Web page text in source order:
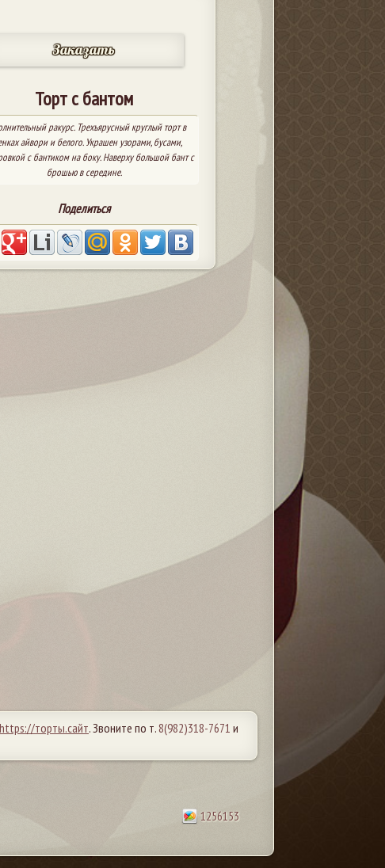
Заказать
Торт с бантом
ракурс. Трехъярусный круглый торт в
айвори и белого. Украшен узорами, бусами,
с бантиком на боку. Наверху большой бант с
брошью в середине.
Поделиться
https://торты.сайт. Звоните по т.8(982)318-7671 и
1256153